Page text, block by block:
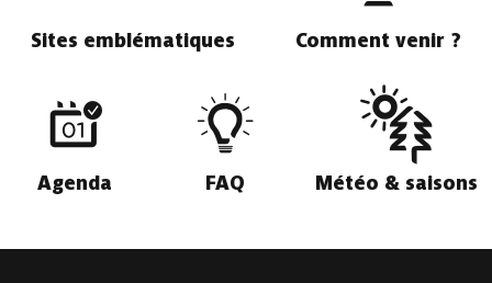
Sites emblématiques Comment venir ?
Agenda FAQ Météo & saisons